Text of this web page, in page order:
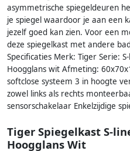
asymmetrische spiegeldeuren
je spiegel waardoor je aan een
jezelf goed kan zien. Voor een
deze spiegelkast met andere
Specificaties Merk: Tiger Serie:
Hoogglans wit Afmeting:
softclose systeem 3 in hoogte
zowel links als rechts
sensorschakelaar Enkelzijdige
Tiger Spiegelkast S-
Hoogglans Wit